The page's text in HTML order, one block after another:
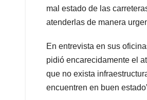
mal estado de las
atenderlas de manera
En entrevista en sus
pidió encarecidamente el
que no exista
encuentren en buen